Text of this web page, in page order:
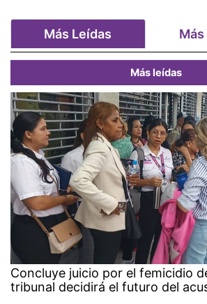
Más Leídas
Más leídas
Concluye juicio por el femicidio
tribunal decidirá el futuro del